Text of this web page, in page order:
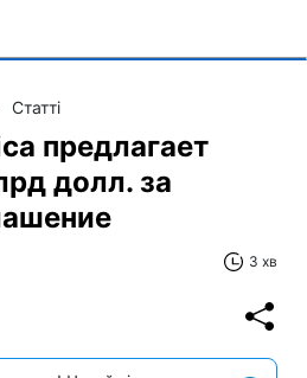
Статті
предлагает
долл. за
3 хв